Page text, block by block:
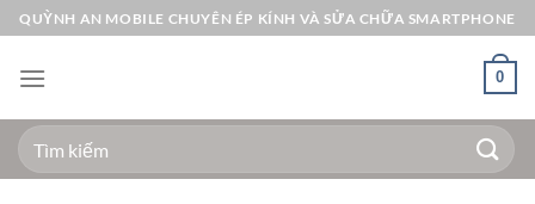
Bỏ
qua
nội
QUỲNH AN MOBILE CHUYÊN ÉP KÍNH VÀ SỬA CHỮA SMARTPHONE
0
Tìm
kiếm: